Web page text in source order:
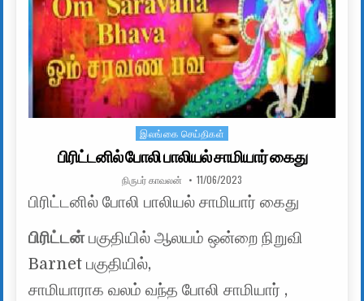
Posted in
இலங்கை செய்திகள்
பிரிட்டனில் போலி பாலியல் சாமியார் கைது
AUTHOR:
நிருபர் காவலன் PUBLISHED DATE:
11/06/2023
பிரிட்டனில் போலி பாலியல் சாமியார் கைது
பிரிட்டன்பகுதியில் ஆலயம் ஒன்றை நிறுவி
Barnet பகுதியில்,
சாமியாராக வலம் வந்த போலி சாமியார் ,